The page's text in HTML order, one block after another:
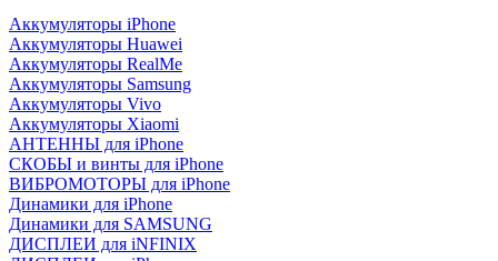
Аккумуляторы iPhone
Аккумуляторы Huawei
Аккумуляторы RealMe
Аккумуляторы Samsung
Аккумуляторы Vivo
Аккумуляторы Xiaomi
АНТЕННЫ для iPhone
СКОБЫ и винты для iPhone
ВИБРОМОТОРЫ для iPhone
Динамики для iPhone
Динамики для SAMSUNG
ДИСПЛЕИ для iNFINIX